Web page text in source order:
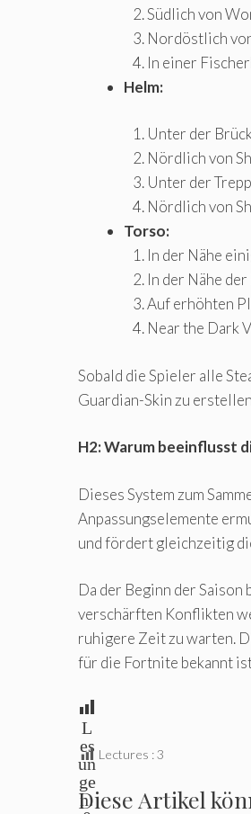
Südlich von
Nordöstlich
In einer
Helm:
Unter der
Nördlich von
Unter der
Nördlich von
Torso:
In der Nähe
In der Nähe
Auf erhöhten
Near the Dark
Sobald die Spieler alle
Guardian-Skin zu
H2: Warum beeinflusst
Dieses System zum
Anpassungselemente
und fördert gleichzeitig
Da der Beginn der
verschärften Konflikten
ruhigere Zeit zu warten.
für die Fortnite bekannt
L
es
un
ge
n:
Lectures :3
Diese Artikel